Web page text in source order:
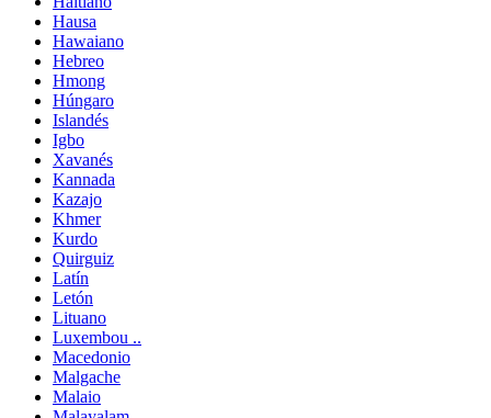
Hausa
Hawaiano
Hebreo
Hmong
Húngaro
Islandés
Igbo
Xavanés
Kannada
Kazajo
Khmer
Kurdo
Quirguiz
Latín
Letón
Lituano
Luxembou ..
Macedonio
Malgache
Malaio